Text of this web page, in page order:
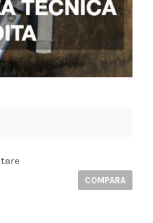
COMPARA